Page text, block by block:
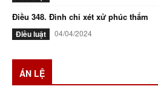
Điều 348. Đình chỉ xét xử phúc thẩm
Điều luật 04/04/2024
ÁN LỆ